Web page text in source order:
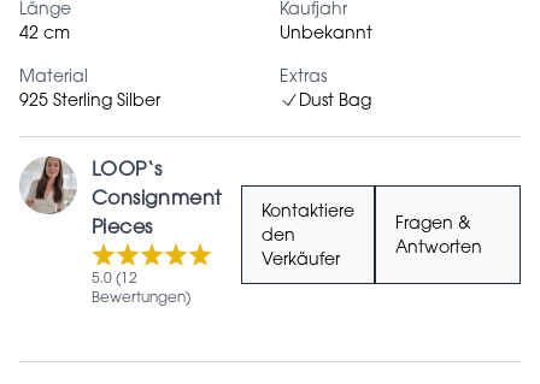
Länge
42 cm
Kaufjahr
Unbekannt
Material
925 Sterling Silber
Extras
Dust Bag
LOOP‘s
Consignment
Pieces
5.0 (12
Bewertungen)
Kontaktiere
den
Verkäufer
Fragen &
Antworten